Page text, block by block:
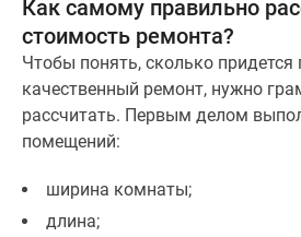
Дома
коттеджи
Коттеджные
поселки
Москве
Готовые
Как самому правильно
стоимость ремонта?
Чтобы понять, сколько придется
качественный ремонт, нужно
рассчитать. Первым делом
помещений:
ширина комнаты;
длина;